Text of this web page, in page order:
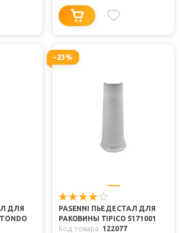
ДЛЯ
-23%
PASENNI ПЬЕДЕСТАЛ ДЛЯ
РАКОВИНЫ TIPICO 5171001
Код товара
122077